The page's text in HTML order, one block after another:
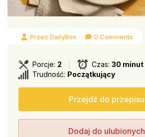
Przez DailyBox 0 Comments
Porcje: 2 Czas: 30 minut
Trudność: Początkujący
Przejdź do przepisu
Dodaj do ulubionych